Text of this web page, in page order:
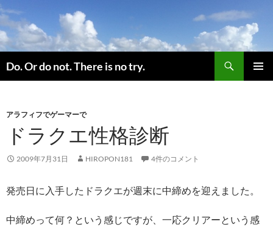
コ
ン
テ
ン
ツ
へ
Do. Or do not. There is no try.
索
アラフィフでゲーマーで
ドラクエ性格診断
2009年7月31日 HIROPON181 4件のコメント
発売日に入手したドラクエが週末に中締めを迎えました。
中締めって何？という感じですが、一応クリアーという感